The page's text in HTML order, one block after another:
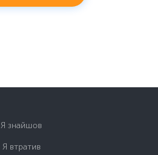
Я знайшов
Я втратив